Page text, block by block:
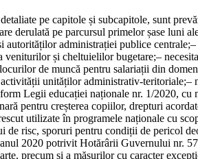
pe capitole și subcapitole, sunt
derulată pe parcursul primelor șase luni
autorităților administrației publice centrale;–
veniturilor și cheltuielilor bugetare;–
de muncă pentru salariații din
unităților administrativ-teritoriale;–
Legii educației naționale nr. 1/2020,
pentru creșterea copiilor, drepturi
utilizate în programele naționale cu
risc, sporuri pentru condiții de pericol
2020 potrivit Hotărârii Guvernului nr.
precum și a măsurilor cu caracter